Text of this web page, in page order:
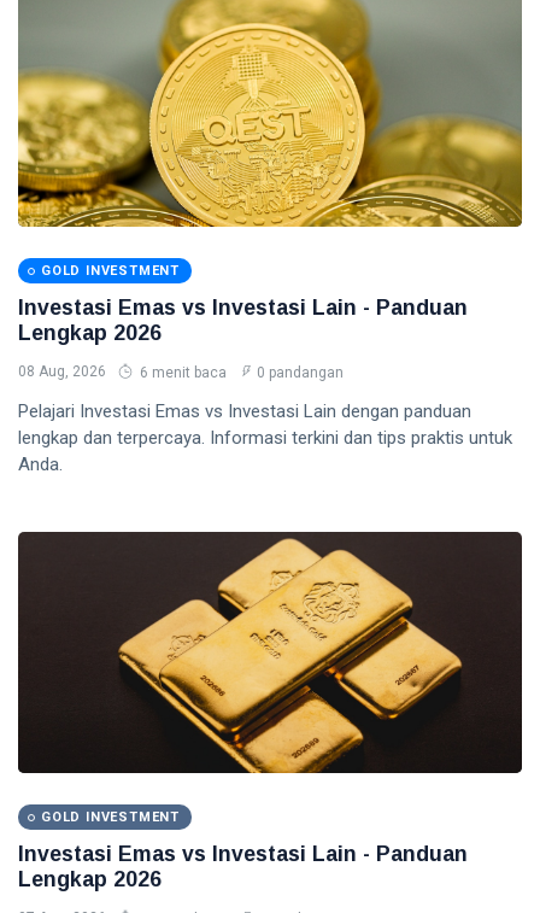
GOLD INVESTMENT
Investasi Emas vs Investasi Lain - Panduan
Lengkap 2026
08 Aug, 2026 6 menit baca 0 pandangan
Pelajari Investasi Emas vs Investasi Lain dengan panduan
lengkap dan terpercaya. Informasi terkini dan tips praktis untuk
Anda.
GOLD INVESTMENT
Investasi Emas vs Investasi Lain - Panduan
Lengkap 2026